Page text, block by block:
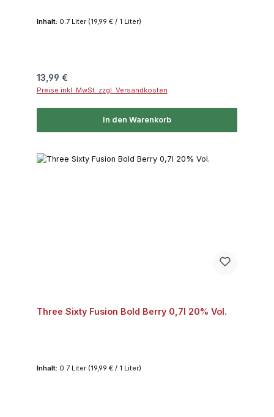
Inhalt: 0.7 Liter (19,99 € / 1 Liter)
Regulärer Preis:
13,99 €
Preise inkl. MwSt. zzgl. Versandkosten
In den Warenkorb
Three Sixty Fusion Bold Berry 0,7l 20% Vol.
Inhalt: 0.7 Liter (19,99 € / 1 Liter)